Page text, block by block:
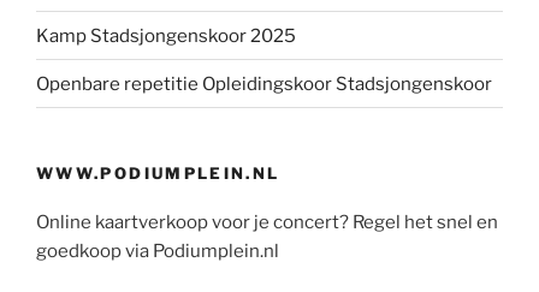
Kamp Stadsjongenskoor 2025
Openbare repetitie Opleidingskoor Stadsjongenskoor
WWW.PODIUMPLEIN.NL
Online kaartverkoop voor je concert? Regel het snel en
goedkoop via Podiumplein.nl